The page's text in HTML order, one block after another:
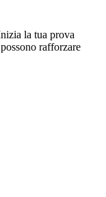
la tua prova
rafforzare